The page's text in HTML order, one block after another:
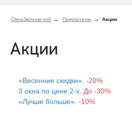
ОкнаЭконом-члб → Покупателю → Акции
Акции
«Весенние скидки». -20%
3 окна по цене 2-х. До -30%
«Лучше больше». -10%